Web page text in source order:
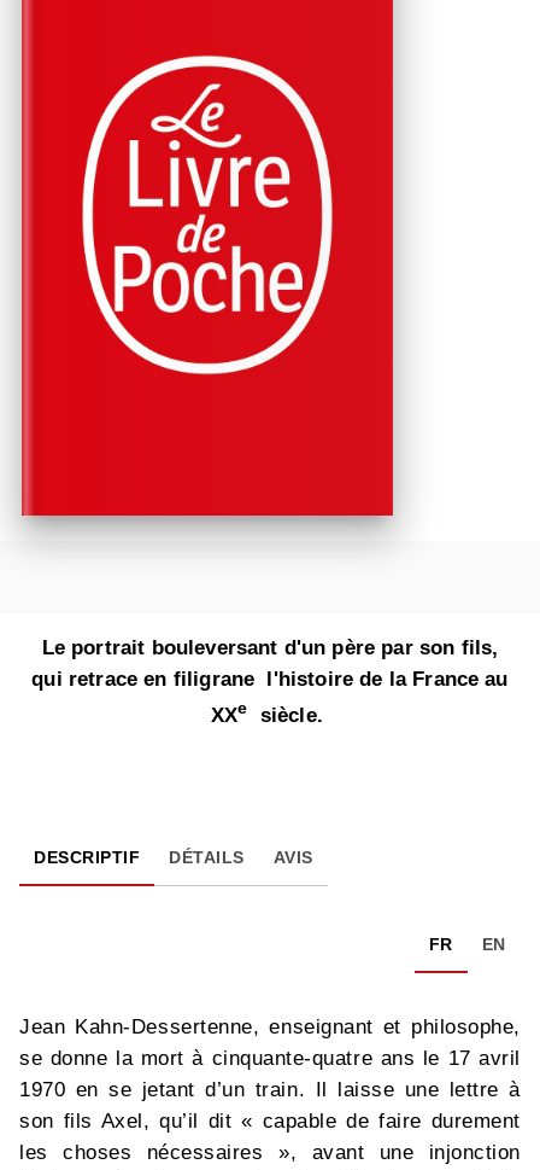
Le portrait bouleversant d'un père par son fils,
qui retrace en filigrane l'histoire de la France au
XXe siècle.
DESCRIPTIF DÉTAILS AVIS
FR EN
Jean Kahn-Dessertenne, enseignant et philosophe,
se donne la mort à cinquante-quatre ans le 17 avril
1970 en se jetant d’un train. Il laisse une lettre à
son fils Axel, qu’il dit « capable de faire durement
les choses nécessaires », avant une injonction